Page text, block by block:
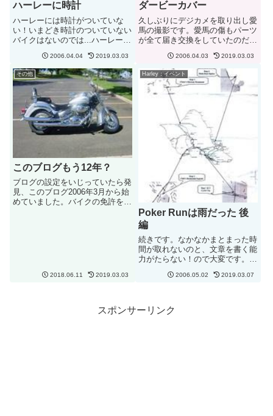
ハーレーに時計
ハーレーには時計がついていな
い！いまどき時計のついていない
バイクはないのでは...ハーレーに
と？でもやっぱり気になるのでつ
けてしまいました。フォーク・ス
ティム・ナットが時計になってい
るものです。やっぱりこれもeb...
2006.04.04 2019.03.03
ダービーカバー
久しぶりにデジカメを取り出し愛
馬の撮影です。愛馬の傷もパーツ
が全て届き交換をしていたのだ
ンスがなかったので....。まずは
ダービーカバーebayで新品を落
札！送料込みで＄４０ですみまし
た。ディーラーで買うよりも...
2006.04.03 2019.03.03
その他
このブログもう12年？
ブログの設定をいじっていたら発
見、このブログ2006年3月から始
めていました。バイクの免許をハ
2018.06.11 2019.03.03
Harley：イベント
Poker Runは雨だった 後
編
続きです。なかなかまとまった時
間が取れないのと、文章を書く能
力がたらない！ので大変です。さ
たつと雨！初めは小ぶりだったの
ントは地図左上のHaleiwa...
2006.05.02 2019.03.07
スポンサーリンク